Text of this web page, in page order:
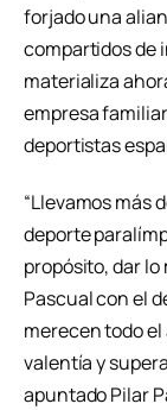
forjado una
compartidos de
materializa
empresa
deportistas
“Llevamos más
deporte
propósito, dar lo
Pascual con el
merecen todo el
valentía y
apuntado Pilar